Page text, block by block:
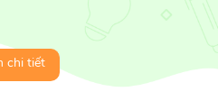
chi tiết